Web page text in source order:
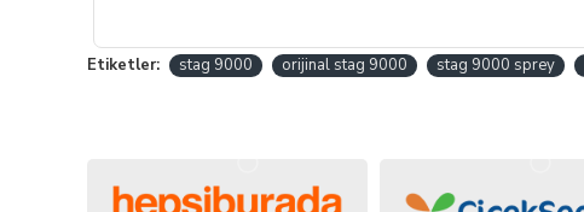
Etiketler: stag 9000 orijinal stag 9000 stag 9000 sprey